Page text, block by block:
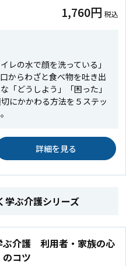
1,760円 税込
レの水で顔を洗っている」
からわざと食べ物を吐き出
どうしよう」「困った」
にかかわる方法を５ステッ
詳細を見る
学ぶ介護シリーズ
ぶ介護 利用者・家族の心
コツ